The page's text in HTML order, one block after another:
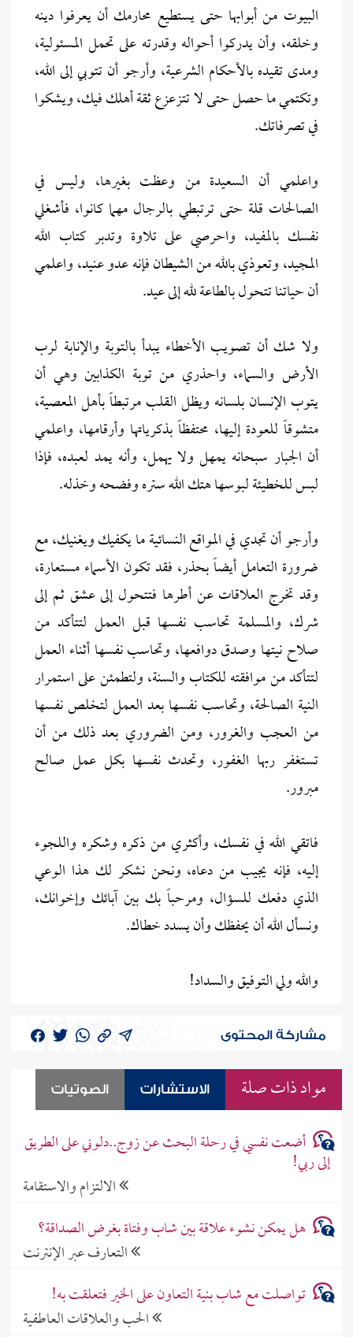
البيوت من أبوابها حتى يستطيع محارمك أن يعرفوا دينه
وخلقه، وأن يدركوا أحواله وقدرته على تحمل المسئولية،
ومدى تقيده بالأحكام الشرعية، وأرجو أن تتوبي إلى الله،
وتكتمي ما حصل حتى لا تتزعزع ثقة أهلك فيك، ويشكوا
في تصرفاتك.
واعلمي أن السعيدة من وعظت بغيرها، وليس في
الصالحات قلة حتى ترتبطي بالرجال مهما كانوا، فأشغلي
نفسك بالمفيد، واحرصي على تلاوة وتدبر كتاب الله
المجيد، وتعوذي بالله من الشيطان فإنه عدو عنيد، واعلمي
أن حياتنا تتحول بالطاعة لله إلى عيد.
ولا شك أن تصويب الأخطاء يبدأ بالتوبة والإنابة لرب
الأرض والسماء، واحذري من توبة الكذابين وهي أن
يتوب الإنسان بلسانه ويظل القلب مرتبطاً بأهل المعصية،
متشوقاً للعودة إليها، محتفظاً بذكرياتها وأرقامها، واعلمي
أن الجبار سبحانه يمهل ولا يهمل، وأنه يمد لعبده، فإذا
لبس للخطيئة لبوسها هتك الله ستره وفضحه وخذله.
وأرجو أن تجدي في المواقع النسائية ما يكفيك ويغنيك، مع
ضرورة التعامل أيضاً بحذر، فقد تكون الأسماء مستعارة،
وقد تخرج العلاقات عن أطرها فتتحول إلى عشق ثم إلى
شرك، والمسلمة تحاسب نفسها قبل العمل لتتأكد من
صلاح نيتها وصدق دوافعها، وتحاسب نفسها أثناء العمل
لتتأكد من موافقته للكتاب والسنة، ولتطمئن على استمرار
النية الصالحة، وتحاسب نفسها بعد العمل لتخلص نفسها
من العجب والغرور، ومن الضروري بعد ذلك من أن
تستغفر ربها الغفور، وتحدث نفسها بكل عمل صالح
مبرور.
فاتقي الله في نفسك، وأكثري من ذكره وشكره واللجوء
إليه، فإنه يجيب من دعاه، ونحن نشكر لك هذا الوعي
الذي دفعك للسؤال، ومرحباً بك بين آبائك وإخوانك،
ونسأل الله أن يحفظك وأن يسدد خطاك.
والله ولي التوفيق والسداد!
مشاركة المحتوى
مواد ذات صلة الاستشارات الصوتيات
أضعت نفسي في رحلة البحث عن زوج..دلوني على الطريق
إلى ربي!
الالتزام والاستقامة
هل يمكن نشوء علاقة بين شاب وفتاة بغرض الصداقة؟
التعارف عبر الإنترنت
تواصلت مع شاب بنية التعاون على الخير فتعلقت به!
الحب والعلاقات العاطفية